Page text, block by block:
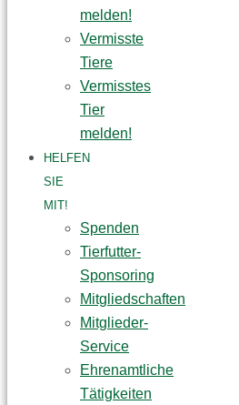
melden!
Vermisste
Tiere
Vermisstes
Tier
melden!
HELFEN
SIE
MIT!
Spenden
Tierfutter-
Sponsoring
Mitgliedschaften
Mitglieder-
Service
Ehrenamtliche
Tätigkeiten